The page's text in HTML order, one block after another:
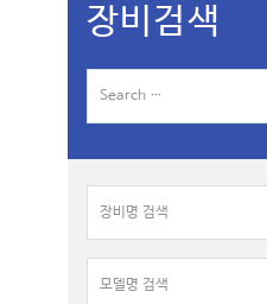
장비검색
f
장
명
검
모